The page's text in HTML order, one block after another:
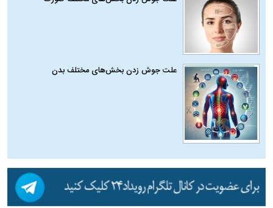
تن‌پوش در سریال کلاغ
از توقیف تا انتشار؛ آیا «کوری» ارزش این همه
حاشیه را داشت؟